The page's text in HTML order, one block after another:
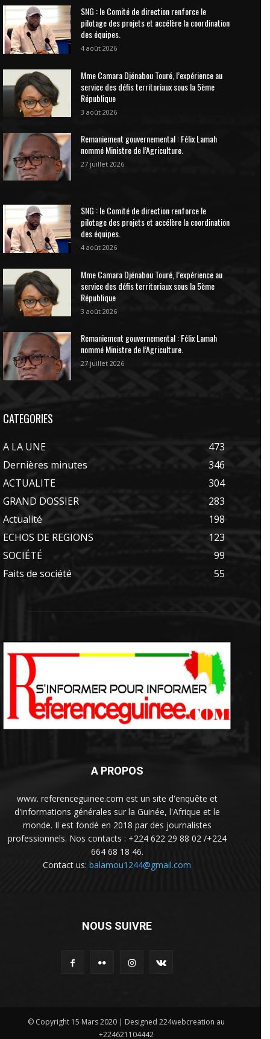
SNG : le Comité de direction renforce le
pilotage des projets et accélère la coordination
des équipes.
4 août 2026
Mme Camara Djénabou Touré, l’expérience au
service des défis territoriaux sous la 5ème
République
3 août 2026
Remaniement gouvernemental : Félix Lamah
nommé Ministre de l’Agriculture.
27 juillet 2026
SNG : le Comité de direction renforce le
pilotage des projets et accélère la coordination
des équipes.
4 août 2026
Mme Camara Djénabou Touré, l’expérience au
service des défis territoriaux sous la 5ème
République
3 août 2026
Remaniement gouvernemental : Félix Lamah
nommé Ministre de l’Agriculture.
27 juillet 2026
CATEGORIES
A LA UNE
473
Dernières minutes
346
ACTUALITE
304
GRAND DOSSIER
283
Actualité
198
ECHOS DE REGIONS
123
SOCIÉTÉ
99
Faits de société
55
A PROPOS
www. referenceguinee.com est un site d'enquête et
d'informations générales sur la Guinée, l'Afrique et le
monde. Il est fondé en 2018 par des journalistes
professionnels. Nos contacts : +224 622 29 88 02 /+224
664 68 18 46.
Contact us: balamou1244@gmail.com
NOUS SUIVRE
© Copyright 15 Mars 2020 | Designed 224webcreation au
+224621104442